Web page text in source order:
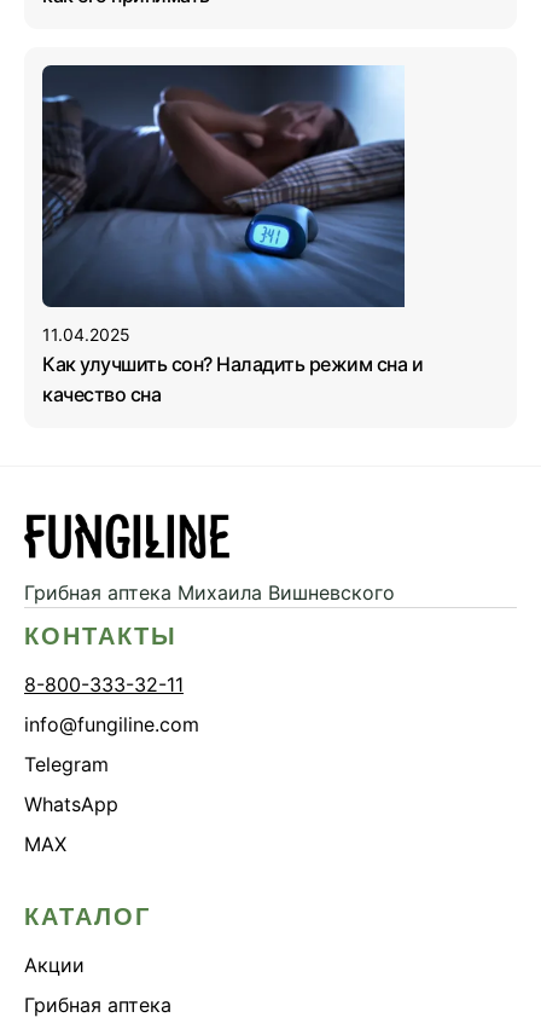
11.04.2025
Как улучшить сон? Наладить режим сна и
качество сна
Грибная аптека Михаила Вишневского
КОНТАКТЫ
8-800-333-32-11
info@fungiline.com
Telegram
WhatsApp
MAX
КАТАЛОГ
Акции
Грибная аптека